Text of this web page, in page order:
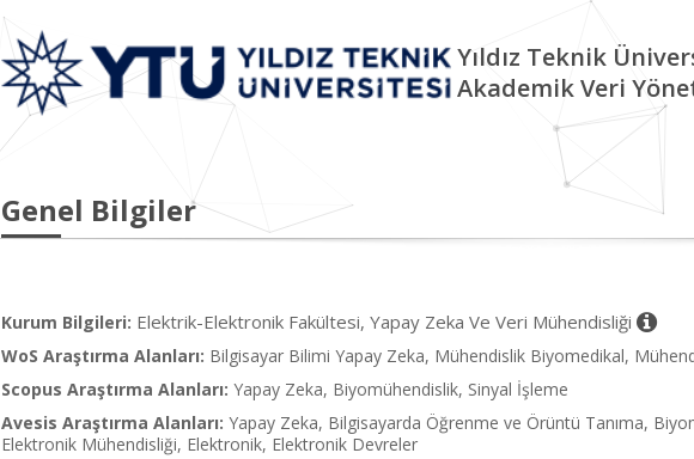
Yıldız Teknik
Akademik Veri
Genel Bilgiler
Kurum Bilgileri: Elektrik-Elektronik Fakültesi, Yapay Zeka Ve Veri Mühendisliği
WoS Araştırma Alanları: Bilgisayar Bilimi Yapay Zeka, Mühendislik Biyomedikal,
Scopus Araştırma Alanları: Yapay Zeka, Biyomühendislik, Sinyal İşleme
Avesis Araştırma Alanları: Yapay Zeka, Bilgisayarda Öğrenme ve Örüntü Tanıma,
Elektronik Mühendisliği, Elektronik, Elektronik Devreler